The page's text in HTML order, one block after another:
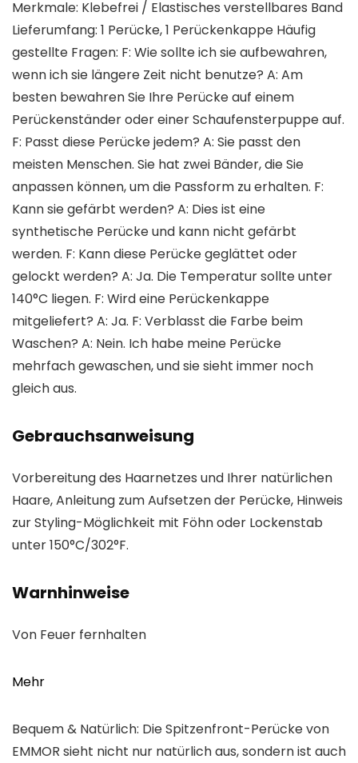
Merkmale: Klebefrei / Elastisches verstellbares Band
Lieferumfang: 1 Perücke, 1 Perückenkappe Häufig
gestellte Fragen: F: Wie sollte ich sie aufbewahren,
wenn ich sie längere Zeit nicht benutze? A: Am
besten bewahren Sie Ihre Perücke auf einem
Perückenständer oder einer Schaufensterpuppe auf.
F: Passt diese Perücke jedem? A: Sie passt den
meisten Menschen. Sie hat zwei Bänder, die Sie
anpassen können, um die Passform zu erhalten. F:
Kann sie gefärbt werden? A: Dies ist eine
synthetische Perücke und kann nicht gefärbt
werden. F: Kann diese Perücke geglättet oder
gelockt werden? A: Ja. Die Temperatur sollte unter
140°C liegen. F: Wird eine Perückenkappe
mitgeliefert? A: Ja. F: Verblasst die Farbe beim
Waschen? A: Nein. Ich habe meine Perücke
mehrfach gewaschen, und sie sieht immer noch
gleich aus.
Gebrauchsanweisung
Vorbereitung des Haarnetzes und Ihrer natürlichen
Haare, Anleitung zum Aufsetzen der Perücke, Hinweis
zur Styling-Möglichkeit mit Föhn oder Lockenstab
unter 150°C/302°F.
Warnhinweise
Von Feuer fernhalten
Mehr
Bequem & Natürlich: Die Spitzenfront-Perücke von
EMMOR sieht nicht nur natürlich aus, sondern ist auch